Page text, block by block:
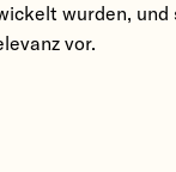
wurden, und
vor.